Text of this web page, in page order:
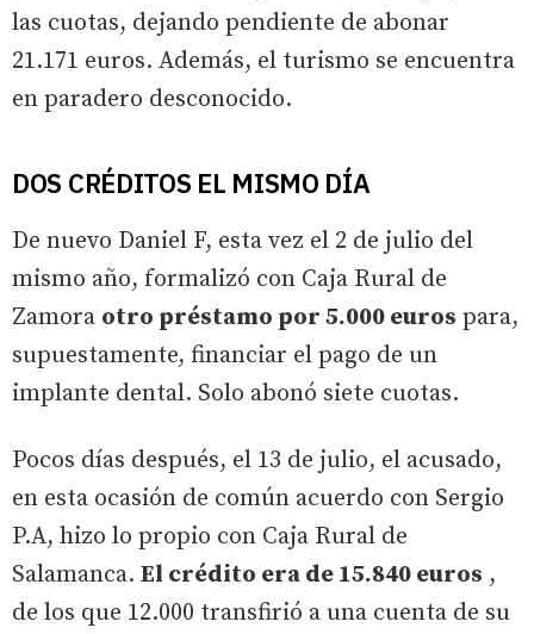
las cuotas, dejando pendiente de abonar
21.171 euros. Además, el turismo se encuentra
en paradero desconocido.
DOS CRÉDITOS EL MISMO DÍA
De nuevo Daniel F, esta vez el 2 de julio del
mismo año, formalizó con Caja Rural de
Zamora otro préstamo por 5.000 euros para,
supuestamente, financiar el pago de un
implante dental. Solo abonó siete cuotas.
Pocos días después, el 13 de julio, el acusado,
en esta ocasión de común acuerdo con Sergio
P.A, hizo lo propio con Caja Rural de
Salamanca. El crédito era de 15.840 euros ,
de los que 12.000 transfirió a una cuenta de su